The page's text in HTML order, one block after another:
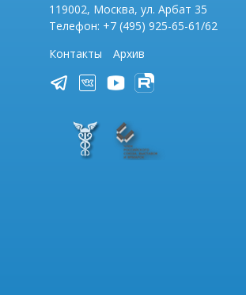
119002, Москва, ул. Арбат 35
Телефон: +7 (495) 925-65-61/62
Контакты
Архив